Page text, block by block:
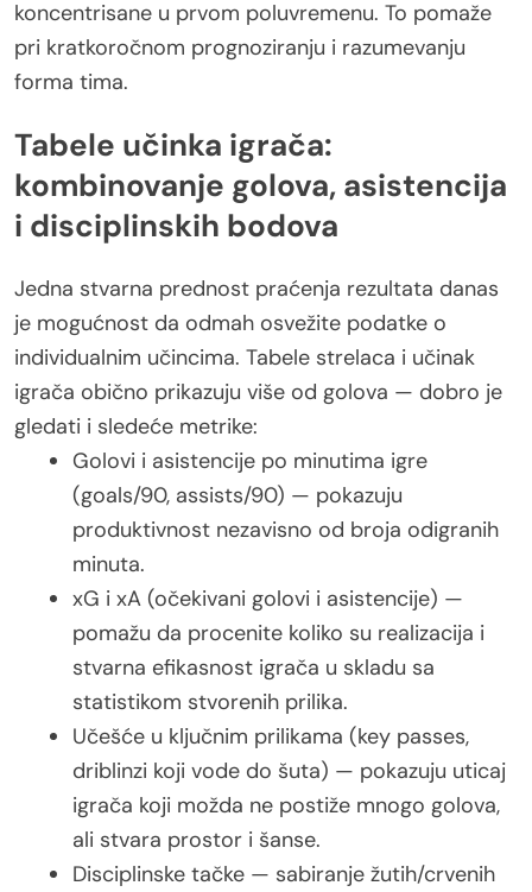
koncentrisane u prvom poluvremenu. To pomaže
pri kratkoročnom prognoziranju i razumevanju
forma tima.
Tabele učinka igrača:
kombinovanje golova, asistencija
i disciplinskih bodova
Jedna stvarna prednost praćenja rezultata danas
je mogućnost da odmah osvežite podatke o
individualnim učincima. Tabele strelaca i učinak
igrača obično prikazuju više od golova — dobro je
gledati i sledeće metrike:
Golovi i asistencije po minutima igre
(goals/90, assists/90) — pokazuju
produktivnost nezavisno od broja odigranih
minuta.
xG i xA (očekivani golovi i asistencije) —
pomažu da procenite koliko su realizacija i
stvarna efikasnost igrača u skladu sa
statistikom stvorenih prilika.
Učešće u ključnim prilikama (key passes,
driblinzi koji vode do šuta) — pokazuju uticaj
igrača koji možda ne postiže mnogo golova,
ali stvara prostor i šanse.
Disciplinske tačke — sabiranje žutih/crvenih